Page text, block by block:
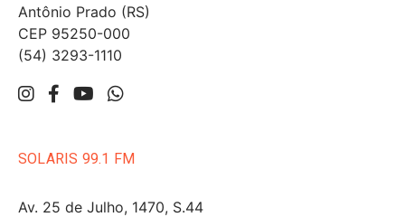
Antônio Prado (RS)
CEP 95250-000
(54) 3293-1110
SOLARIS 99.1 FM
Av. 25 de Julho, 1470, S.44